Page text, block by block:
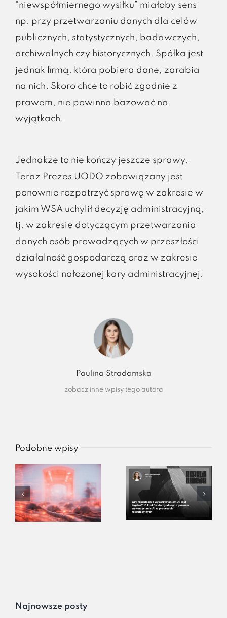
“niewspółmiernego wysiłku” miałoby sens
np. przy przetwarzaniu danych dla celów
publicznych, statystycznych, badawczych,
archiwalnych czy historycznych. Spółka jest
jednak firmą, która pobiera dane, zarabia
na nich. Skoro chce to robić zgodnie z
prawem, nie powinna bazować na
wyjątkach.
Jednakże to nie kończy jeszcze sprawy.
Teraz Prezes UODO zobowiązany jest
ponownie rozpatrzyć sprawę w zakresie w
jakim WSA uchylił decyzję administracyjną,
tj. w zakresie dotyczącym przetwarzania
danych osób prowadzących w przeszłości
działalność gospodarczą oraz w zakresie
wysokości nałożonej kary administracyjnej.
Paulina Stradomska
zobacz inne wpisy tego autora
Podobne wpisy
Najnowsze posty